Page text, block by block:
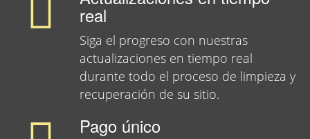
real
Siga el progreso con nuestras
actualizaciones en tiempo real
durante todo el proceso de limpieza y
recuperación de su sitio.
Pago único